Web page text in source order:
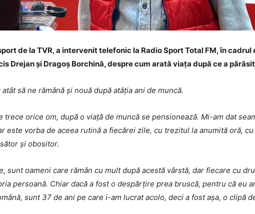
de la TVR, a intervenit telefonic la Radio Sport Total FM, în cadrul
Drejan și Dragoș Borchină,despre cum arată viața după ce a
să ne rămână și nouă după atâția ani de muncă.
orice om, după o viață de muncă se pensionează. Mi-am dat
este vorba de aceea rutină a fiecărei zile, cu trezitul la anumită oră,
și obositor.
sunt oameni care rămân cu mult după acestă vârstă, dar fiecare cu
persoană. Chiar dacă a fost o despărțire prea bruscă, pentru că eu
sunt 37 de ani pe care i-am lucrat acolo, deci a fost așa, o clipă